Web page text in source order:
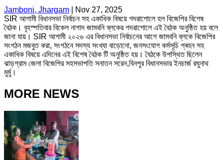
Jamboni, Jhargam
Nov 27, 2025
SIR আগামী বিধানসভা নির্বাচন সহ একাধিক বিষয়ে গদরাশোলে হল বিজেপির বিশেষ
বৈঠক। বৃহস্পতিবার বিকেল নাগাদ জামবনি ব্লকের গদরাশোলে এই বৈঠক অনুষ্ঠিত হয় বলে
জানা যায়। SIR আগামী ২০২৬ এর বিধানসভা নির্বাচনের আগে জামবনি ব্লকে বিজেপির
সংগঠন মজবুত করা, সংগঠনে সদস্য সংখ্যা বাড়োনো, জনসংযোগ কর্মসূচি গ্ৰহন সহ
একাধিক বিষয়ে এদিনের এই বিশেষ বৈঠক টি অনুষ্ঠিত হয়। বৈঠকে উপস্থিত ছিলেন
ঝাড়গ্রাম জেলা বিজেপির সহসভাপতি সনাতন সরেন,বিনপুর বিধানসভার ইনচার্জ রঘুনাথ
মুর্মু।
MORE NEWS